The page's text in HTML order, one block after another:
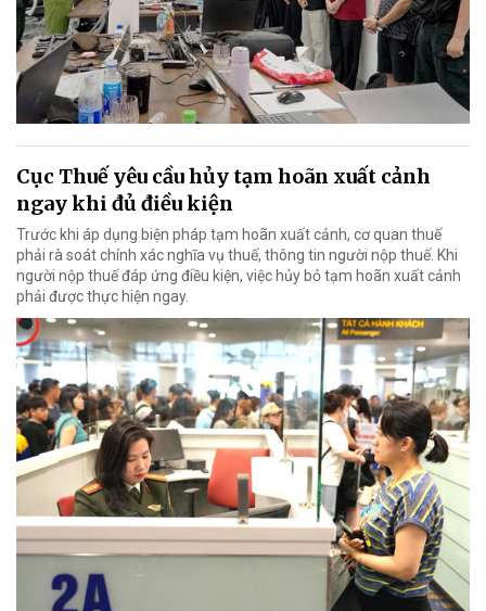
Cục Thuế yêu cầu hủy tạm hoãn xuất cảnh
ngay khi đủ điều kiện
Trước khi áp dụng biện pháp tạm hoãn xuất cảnh, cơ quan thuế
phải rà soát chính xác nghĩa vụ thuế, thông tin người nộp thuế. Khi
người nộp thuế đáp ứng điều kiện, việc hủy bỏ tạm hoãn xuất cảnh
phải được thực hiện ngay.